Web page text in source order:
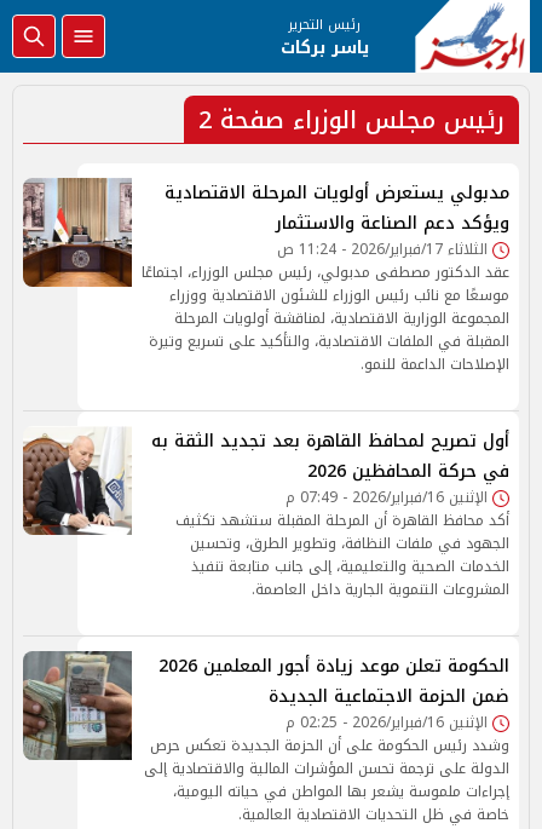
رئيس التحرير
ياسر بركات
رئيس مجلس الوزراء صفحة 2
مدبولي يستعرض أولويات المرحلة الاقتصادية
ويؤكد دعم الصناعة والاستثمار
الثلاثاء 17/فبراير/2026 - 11:24 ص
عقد الدكتور مصطفى مدبولي، رئيس مجلس الوزراء، اجتماعًا
موسعًا مع نائب رئيس الوزراء للشئون الاقتصادية ووزراء
المجموعة الوزارية الاقتصادية، لمناقشة أولويات المرحلة
المقبلة في الملفات الاقتصادية، والتأكيد على تسريع وتيرة
الإصلاحات الداعمة للنمو.
أول تصريح لمحافظ القاهرة بعد تجديد الثقة به
في حركة المحافظين 2026
الإثنين 16/فبراير/2026 - 07:49 م
أكد محافظ القاهرة أن المرحلة المقبلة ستشهد تكثيف
الجهود في ملفات النظافة، وتطوير الطرق، وتحسين
الخدمات الصحية والتعليمية، إلى جانب متابعة تنفيذ
المشروعات التنموية الجارية داخل العاصمة.
الحكومة تعلن موعد زيادة أجور المعلمين 2026
ضمن الحزمة الاجتماعية الجديدة
الإثنين 16/فبراير/2026 - 02:25 م
وشدد رئيس الحكومة على أن الحزمة الجديدة تعكس حرص
الدولة على ترجمة تحسن المؤشرات المالية والاقتصادية إلى
إجراءات ملموسة يشعر بها المواطن في حياته اليومية،
خاصة في ظل التحديات الاقتصادية العالمية.